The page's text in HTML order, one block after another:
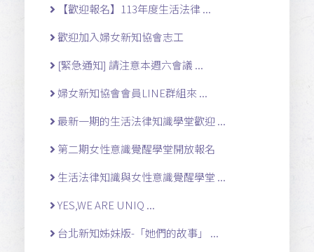
【歡迎報名】113年度生活法律 ...
歡迎加入婦女新知協會志工
[緊急通知] 請注意本週六會議 ...
婦女新知協會會員LINE群組來 ...
最新一期的生活法律知識學堂歡迎 ...
第二期女性意識覺醒學堂開放報名
生活法律知識與女性意識覺醒學堂 ...
YES,WE ARE UNIQ ...
台北新知姊妹版-「她們的故事」 ...